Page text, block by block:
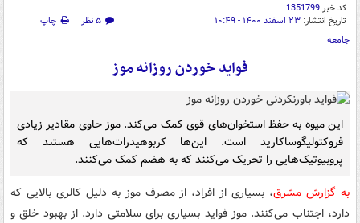
کد خبر1351799
تاریخ انتشار: ۲۳ اسفند ۱۴۰۰ - ۱۰:۴۹ ۵ نظر
چاپ
جامعه
فواید خوردن روزانه موز
این میوه به حفظ استخوان‌های قوی کمک می‌کند. موز حاوی مقادیر زیادی
فروکتولیگوساکارید است. این‌ها کربوهیدرات‌هایی هستند که
پروبیوتیک‌هایی را تحریک می‌کنند که به هضم کمک می‌کنند.
به گزارش مشرق، بسیاری از افراد، از مصرف موز به دلیل کالری بالایی که
دارد، اجتناب می‌کنند. موز فواید بسیاری برای سلامتی دارد. از بهبود خلق و